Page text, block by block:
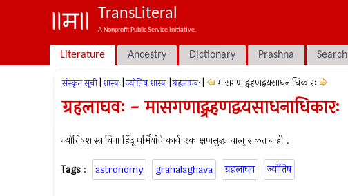
TransLiteral
A Nonprofit Public Service Initiative.
Literature Ancestry Dictionary Prashna Search
संस्कृत सूची शास्त्रः ज्योतिष शास्त्रः ग्रहलाघवः मासगणाद्ग्रहणद्वयसाधनाधिकारः
ग्रहलाघवः - मासगणाद्ग्रहणद्वयसाधनाधिकारः
ज्योतिषशास्त्राविना हिंदू धर्मियांचे कार्य एक क्षणसुद्धा चालू शकत नाही .
Tags : astronomy grahalaghava ग्रहलाघव ज्योतिष